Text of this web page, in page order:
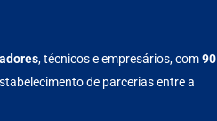
, técnicos e empresários, com90
de parcerias entre a